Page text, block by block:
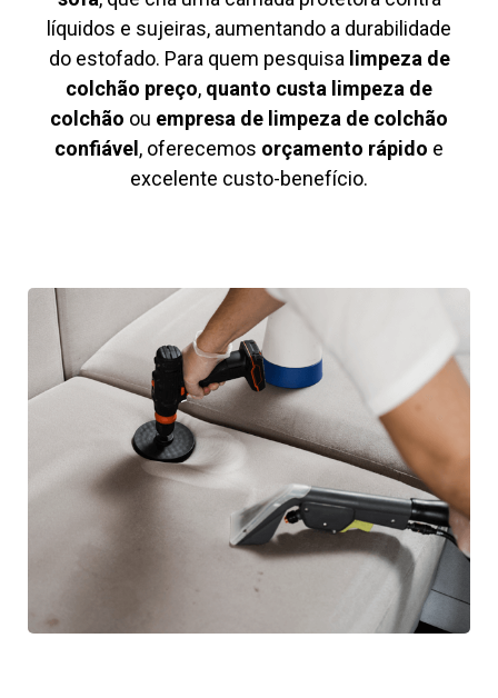
líquidos e sujeiras, aumentando a durabilidade
do estofado. Para quem pesquisa limpeza de
colchão preço, quanto custa limpeza de
colchão ou empresa de limpeza de colchão
confiável , oferecemos orçamento rápido e
excelente custo-benefício.